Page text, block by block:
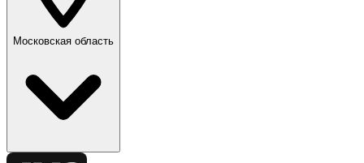
Московская область